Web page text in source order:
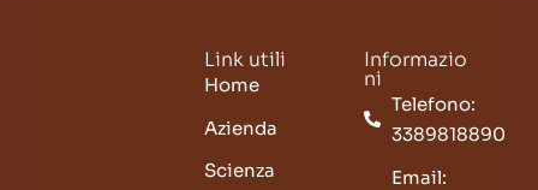
Link utili
Home
Azienda
Scienza
Informazio
ni
Telefono:
3389818890
Email: